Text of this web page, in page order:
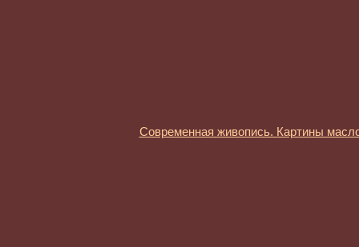
Современная живопись. Картины